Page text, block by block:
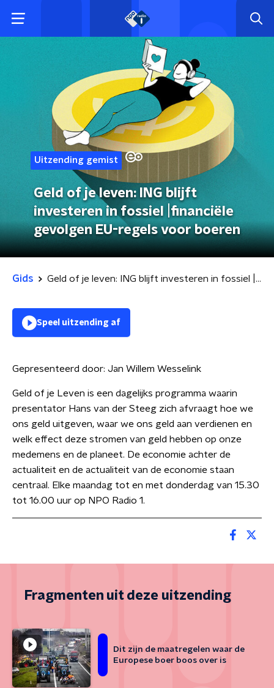
Uitzending gemist
Geld of je leven: ING blijft
investeren in fossiel |financiële
gevolgen EU-regels voor boeren
Gids Geld of je leven: ING blijft investeren in fossiel |financiële gevolgen EU-regels voor boeren
Speel uitzending af
Gepresenteerd door: Jan Willem Wesselink
Geld of je Leven is een dagelijks programma waarin
presentator Hans van der Steeg zich afvraagt hoe we
ons geld uitgeven, waar we ons geld aan verdienen en
welk effect deze stromen van geld hebben op onze
medemens en de planeet. De economie achter de
actualiteit en de actualiteit van de economie staan
centraal. Elke maandag tot en met donderdag van 15.30
tot 16.00 uur op NPO Radio 1.
Fragmenten uit deze uitzending
Dit zijn de maatregelen waar de
Europese boer boos over is